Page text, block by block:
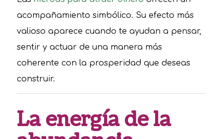
acompañamiento simbólico. Su efecto más
valioso aparece cuando te ayudan a pensar,
sentir y actuar de una manera más
coherente con la prosperidad que deseas
construir.
La energía de la